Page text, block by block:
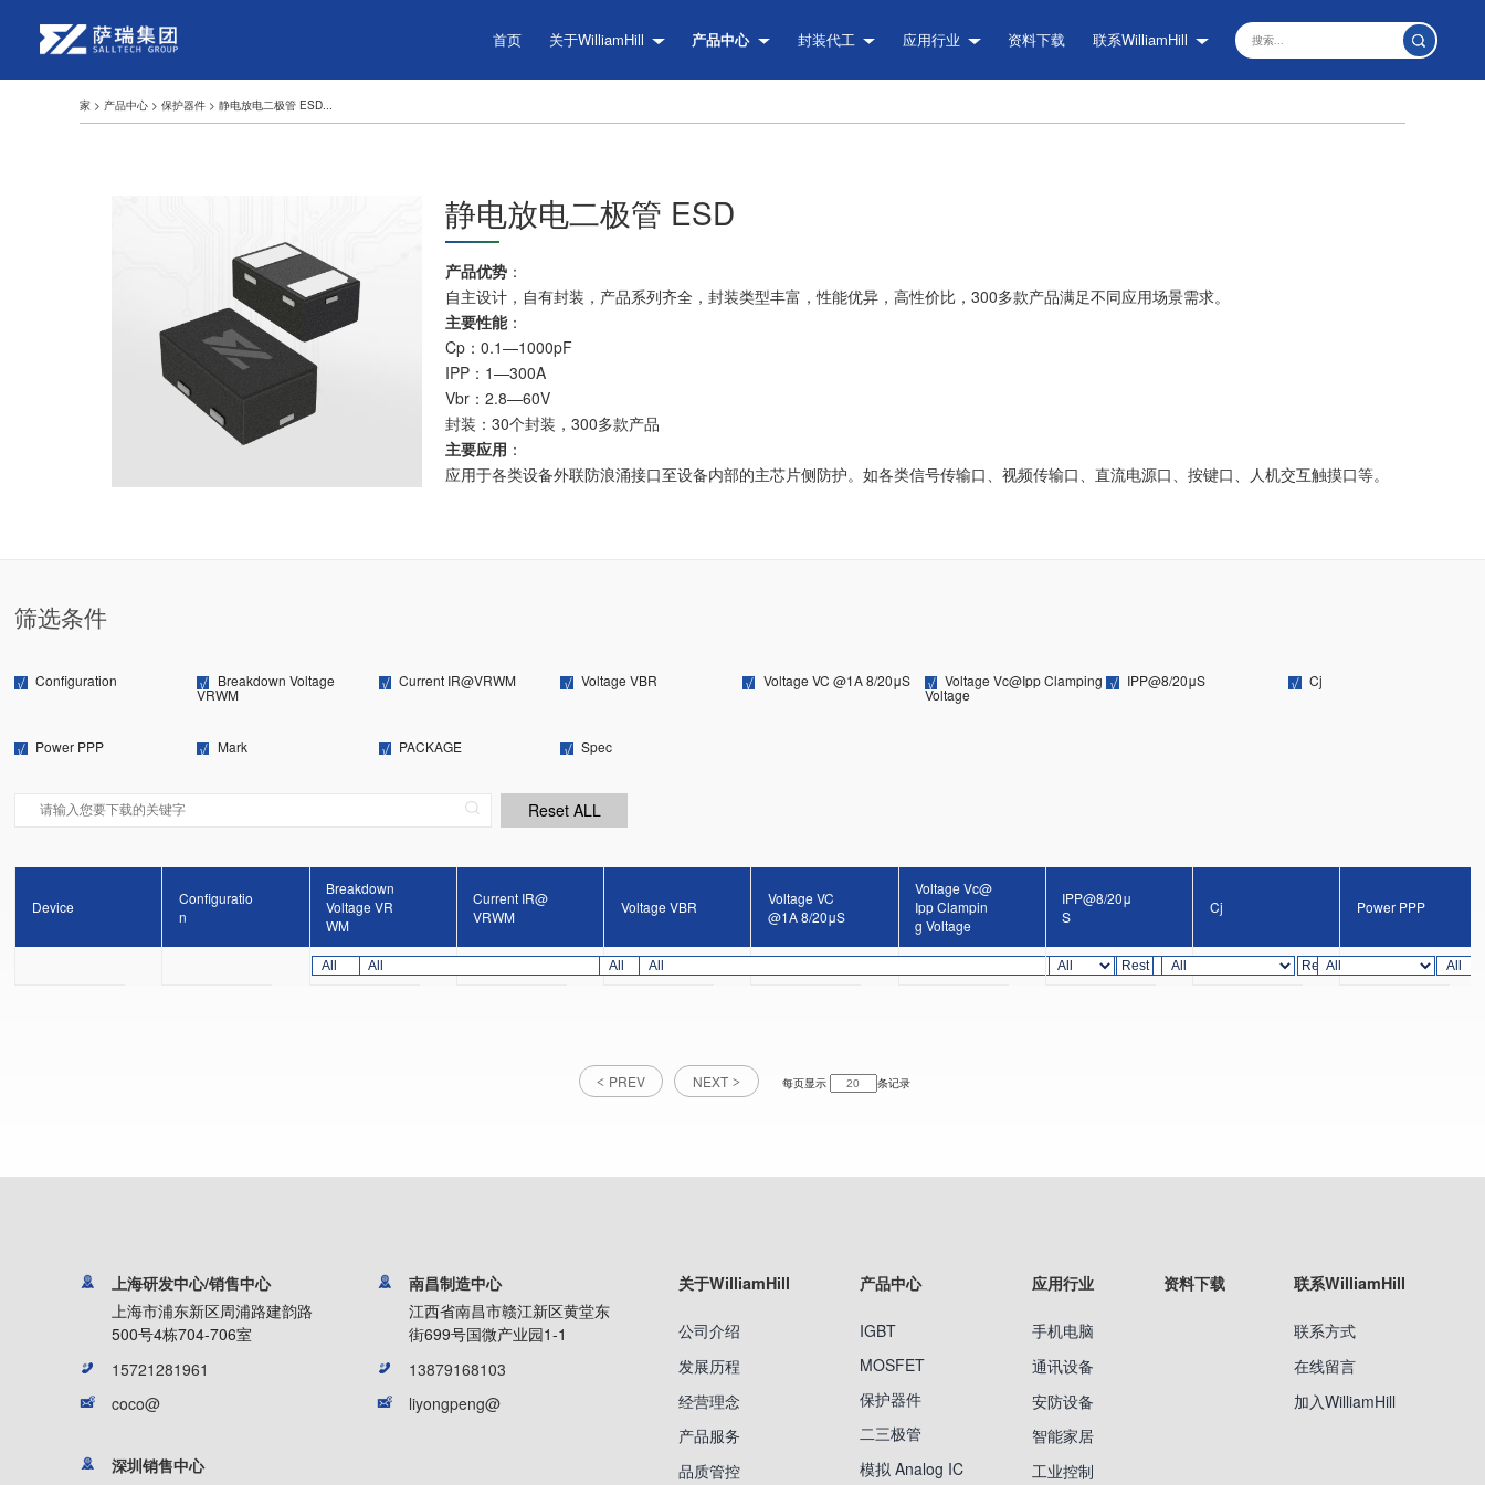
首页 关于WilliamHill 产品中心 封装代工 应用行业 资料下载 联系WilliamHill
家 > 产品中心 > 保护器件 > 静电放电二极管 ESD...
静电放电二极管 ESD
产品优势 ：
自主设计，自有封装，产品系列齐全，封装类型丰富，性能优异，高性价比，300多款产品满足不同应用场景需求。
主要性能：
Cp：0.1—1000pF
IPP：1—300A
Vbr：2.8—60V
封装：30个封装，300多款产品
主要应用 ：
应用于各类设备外联防浪涌接口至设备内部的主芯片侧防护。如各类信号传输口、视频传输口、直流电源口、按键口、人机交互触摸口等。
筛选条件
Configuration Breakdown Voltage
VRWM
Current IR@VRWM Voltage VBR Voltage VC @1A 8/20μS Voltage Vc@Ipp Clamping
Voltage
IPP@8/20μS Cj
Power PPP Mark PACKAGE Spec
Device
Configuratio
n
Breakdown
Voltage VR
WM
Current IR@
VRWM
Voltage VBR
Voltage VC
@1A 8/20μS
Voltage Vc@
Ipp Clampin
g Voltage
IPP@8/20μ
S
Cj Power PPP
PREV NEXT 每页显示 条记录
上海研发中心/销售中心
上海市浦东新区周浦路建韵路
500号4栋704-706室
15721281961
coco@
南昌制造中心
江西省南昌市赣江新区黄堂东
街699号国微产业园1-1
13879168103
liyongpeng@
深圳销售中心
关于WilliamHill
公司介绍
发展历程
经营理念
产品服务
品质管控
产品中心
IGBT
MOSFET
保护器件
二三极管
模拟 Analog IC
应用行业
手机电脑
通讯设备
安防设备
智能家居
工业控制
资料下载 联系WilliamHill
联系方式
在线留言
加入WilliamHill